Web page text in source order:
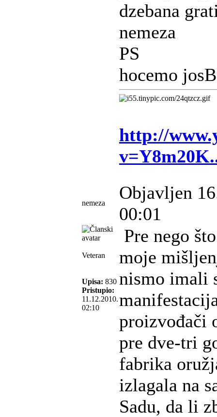
dzebana
nemeza
PS
hocemo
http://
nemeza
Objavljen
00:01
Veteran
Upisa: 830
Pristupio:
11.12.2010.
02:10
Pre nego
moje
nismo imali
proizvođači
pre dve-tri
fabrika
izlagala na
Sadu, da li